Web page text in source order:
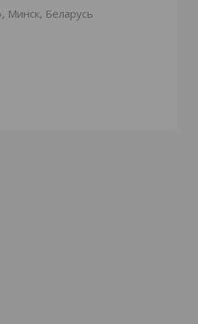
Минск, Беларусь